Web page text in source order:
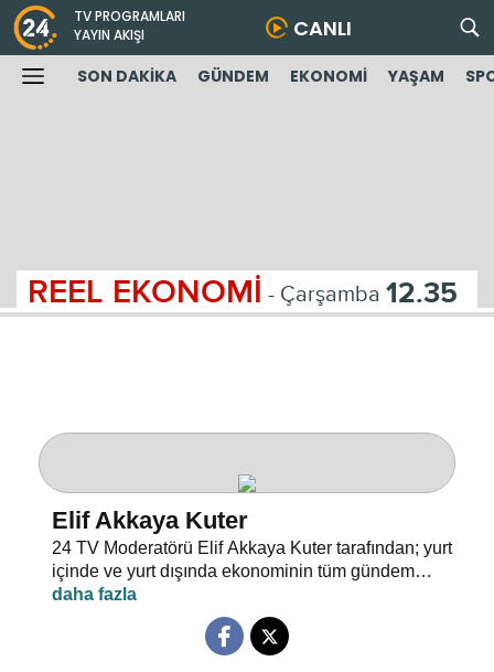
TV PROGRAMLARI
YAYIN AKIŞI
CANLI
SON DAKİKA GÜNDEM EKONOMİ YAŞAM
REEL EKONOMİ - Çarşamba 12.35
Elif Akkaya Kuter
24 TV Moderatörü Elif Akkaya Kuter tarafından; yurt
içinde ve yurt dışında ekonominin tüm gündem
maddeleri ve alanında uzman stüdyo konuklarıyla
sebep sonuç ilişkileri analiz ediliyor.